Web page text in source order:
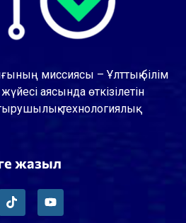
миссиясы – Ұлттық білім
аясында өткізілетін
технологиялық
жазыл